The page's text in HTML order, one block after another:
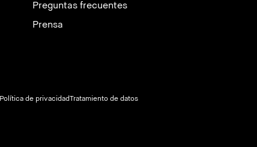
Preguntas frecuentes
Prensa
Política de privacidadTratamiento de datos